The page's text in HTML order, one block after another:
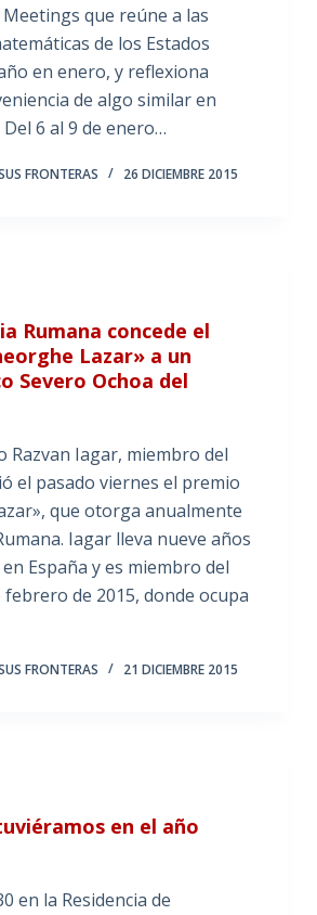
que reúne a las
de los Estados
en enero, y reflexiona
de algo similar en
6 al 9 de enero…
FRONTERAS 26 DICIEMBRE 2015
Rumana concede el
Lazar» a un
Severo Ochoa del
Razvan Iagar, miembro del
el pasado viernes el premio
que otorga anualmente
Iagar lleva nueve años
España y es miembro del
febrero de 2015, donde ocupa
FRONTERAS 21 DICIEMBRE 2015
en el año
en la Residencia de